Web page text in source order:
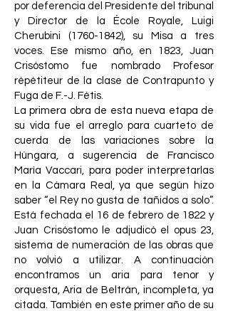
por deferencia del Presidente del tribunal
y Director de la École Royale, Luigi
Cherubini (1760-1842), su Misa a tres
voces. Ese mismo año, en 1823, Juan
Crisóstomo fue nombrado Profesor
répétiteur de la clase de Contrapunto y
Fuga de F.-J. Fétis.
La primera obra de esta nueva etapa de
su vida fue el arreglo para cuarteto de
cuerda de las variaciones sobre la
Húngara, a sugerencia de Francisco
María Vaccari, para poder interpretarlas
en la Cámara Real, ya que según hizo
saber “el Rey no gusta de tañidos a solo”.
Está fechada el 16 de febrero de 1822 y
Juan Crisóstomo le adjudicó el opus 23,
sistema de numeración de las obras que
no volvió a utilizar. A continuación
encontramos un aria para tenor y
orquesta, Aria de Beltrán, incompleta, ya
citada. También en este primer año de su